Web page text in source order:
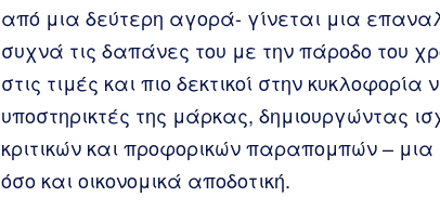
από μια δεύτερη αγορά- γίνεται μια
συχνά τις δαπάνες του με την πάροδο του
στις τιμές και πιο δεκτικοί στην
υποστηρικτές της μάρκας, δημιουργώντας
κριτικών και προφορικών παραπομπών –
όσο και οικονομικά αποδοτική.